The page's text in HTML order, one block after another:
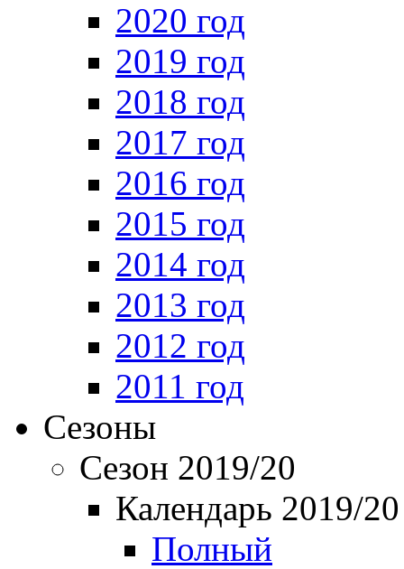
2020 год
2019 год
2018 год
2017 год
2016 год
2015 год
2014 год
2013 год
2012 год
2011 год
Сезоны
Сезон 2019/20
Календарь 2019/20
Полный